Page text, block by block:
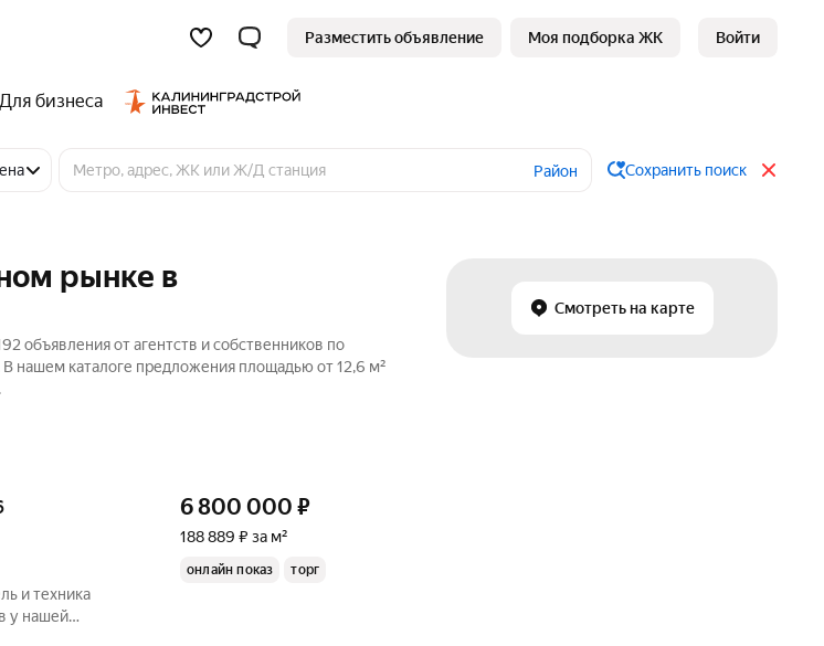
Разместить объявление Моя подборка ЖК Войти
Для бизнеса
Район Сохранить поиск
Смотреть на карте
рынке в
объявления от агентств и собственников по
каталоге предложения площадью от 12,6 м²
и техника
у нашей
6 800 000 ₽
188 889 ₽ за м²
онлайн показ торг